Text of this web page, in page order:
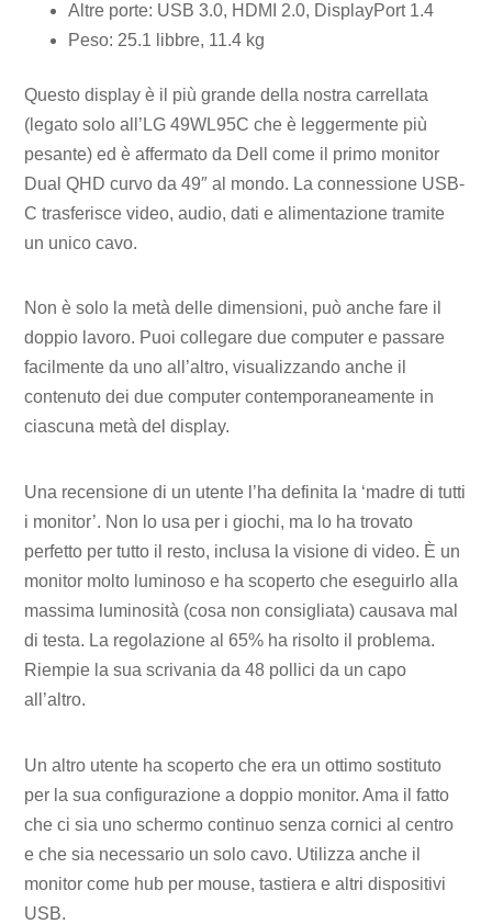
Altre porte: USB 3.0, HDMI 2.0, DisplayPort 1.4
Peso: 25.1 libbre, 11.4 kg
Questo display è il più grande della nostra carrellata
(legato solo all’LG 49WL95C che è leggermente più
pesante) ed è affermato da Dell come il primo monitor
Dual QHD curvo da 49″ al mondo. La connessione USB-
C trasferisce video, audio, dati e alimentazione tramite
un unico cavo.
Non è solo la metà delle dimensioni, può anche fare il
doppio lavoro. Puoi collegare due computer e passare
facilmente da uno all’altro, visualizzando anche il
contenuto dei due computer contemporaneamente in
ciascuna metà del display.
Una recensione di un utente l’ha definita la ‘madre di tutti
i monitor’. Non lo usa per i giochi, ma lo ha trovato
perfetto per tutto il resto, inclusa la visione di video. È un
monitor molto luminoso e ha scoperto che eseguirlo alla
massima luminosità (cosa non consigliata) causava mal
di testa. La regolazione al 65% ha risolto il problema.
Riempie la sua scrivania da 48 pollici da un capo
all’altro.
Un altro utente ha scoperto che era un ottimo sostituto
per la sua configurazione a doppio monitor. Ama il fatto
che ci sia uno schermo continuo senza cornici al centro
e che sia necessario un solo cavo. Utilizza anche il
monitor come hub per mouse, tastiera e altri dispositivi
USB.